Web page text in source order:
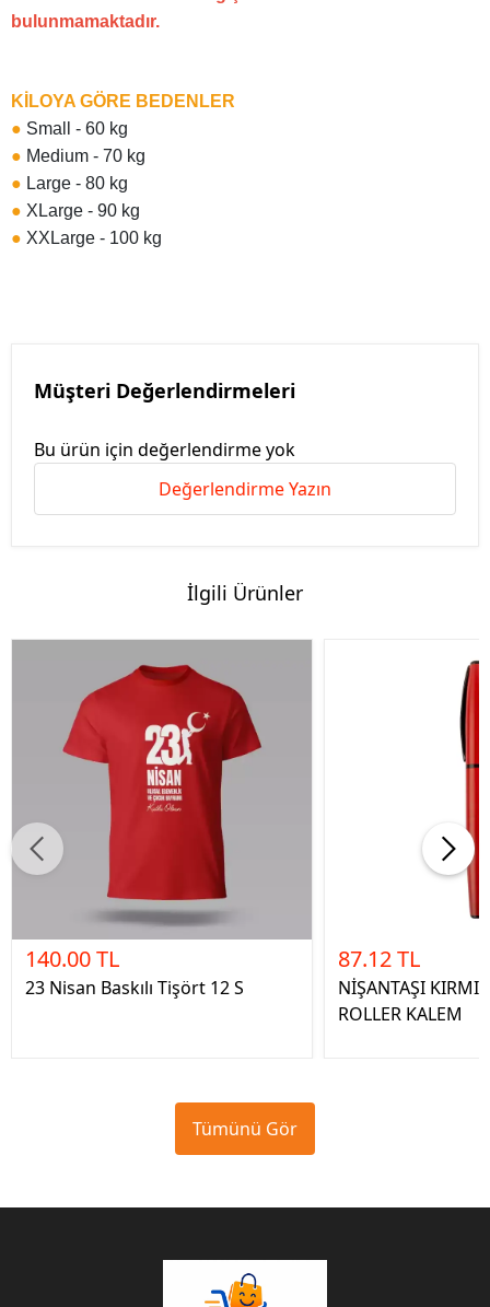
bulunmamaktadır.
KİLOYA GÖRE BEDENLER
● Small - 60 kg
● Medium - 70 kg
● Large - 80 kg
● XLarge - 90 kg
● XXLarge - 100 kg
Müşteri Değerlendirmeleri
Bu ürün için değerlendirme yok
Değerlendirme Yazın
İlgili Ürünler
140.00 TL
23 Nisan Baskılı Tişört 12 S
87.12 TL
NİŞANTAŞI
ROLLER KALEM
Tümünü Gör